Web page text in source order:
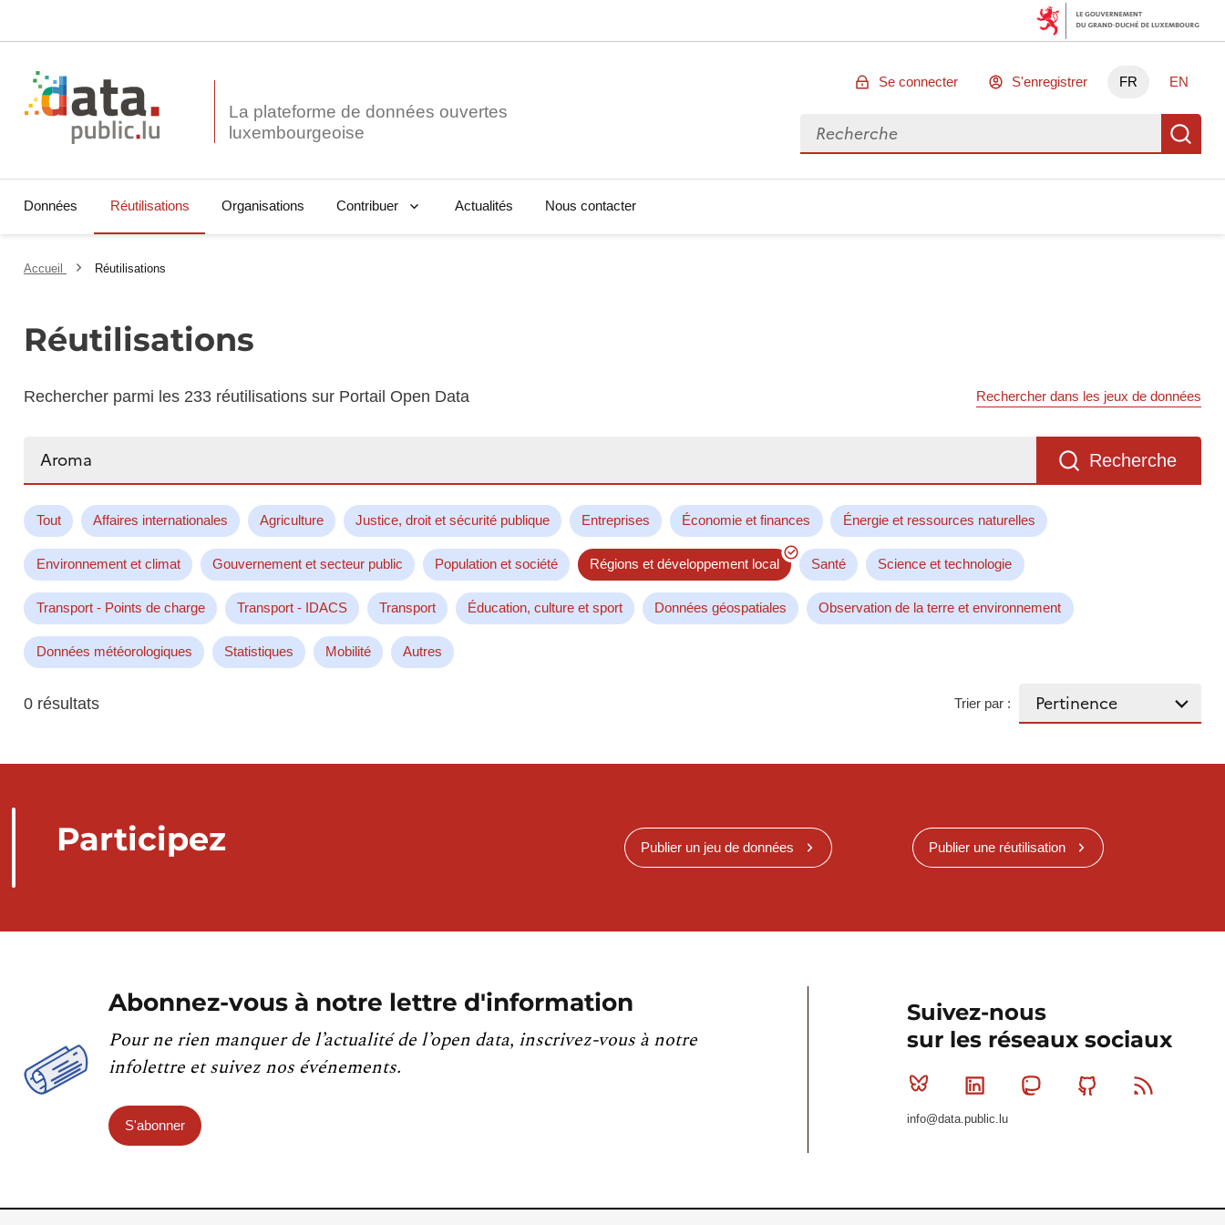
La plateforme de données ouvertes
Se connecter S'enregistrer FR EN
Rechercher des données
Données Réutilisations Organisations Contribuer Actualités Nous contacter
Accueil Réutilisations
Réutilisations
Rechercher parmi les 233 réutilisations sur Portail Open Data Rechercher dans les jeux de données
Recherche
Tout Affaires internationales Agriculture Justice, droit et sécurité publique Entreprises Économie et finances Énergie et ressources naturelles
Environnement et climat Gouvernement et secteur public Population et société Régions et développement local Santé Science et technologie
Transport - Points de charge Transport - IDACS Transport Éducation, culture et sport Données géospatiales Observation de la terre et environnement
Données météorologiques Statistiques Mobilité Autres
0 résultats Trier par :
Participez Publier un jeu de données Publier une réutilisation
Abonnez-vous à notre lettre d'information
Pour ne rien manquer de l’actualité de l’open data, inscrivez-vous à notre
infolettre et suivez nos événements.
S'abonner
Suivez-nous
sur les réseaux sociaux
Bluesky Linkedin MastodonGithub
info@data.public.lu